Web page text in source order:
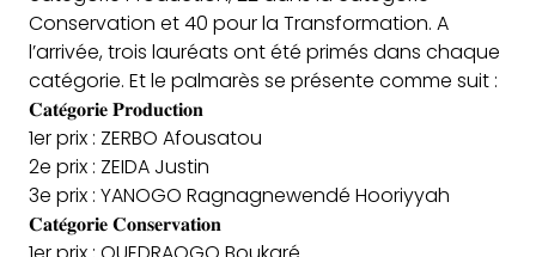
Conservation et 40 pour la Transformation. A
l’arrivée, trois lauréats ont été primés dans chaque
catégorie. Et le palmarès se présente comme suit :
𝐂𝐚𝐭𝐞́𝐠𝐨𝐫𝐢𝐞 𝐏𝐫𝐨𝐝𝐮𝐜𝐭𝐢𝐨𝐧
1er prix : ZERBO Afousatou
2e prix : ZEIDA Justin
3e prix : YANOGO Ragnagnewendé Hooriyyah
𝐂𝐚𝐭𝐞́𝐠𝐨𝐫𝐢𝐞 𝐂𝐨𝐧𝐬𝐞𝐫𝐯𝐚𝐭𝐢𝐨𝐧